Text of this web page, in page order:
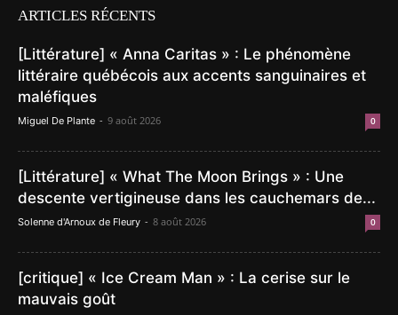
ARTICLES RÉCENTS
[Littérature] « Anna Caritas » : Le phénomène
littéraire québécois aux accents sanguinaires et
maléfiques
Miguel De Plante - 9 août 2026 0
[Littérature] « What The Moon Brings » : Une
descente vertigineuse dans les cauchemars de...
Solenne d'Arnoux de Fleury - 8 août 2026 0
[critique] « Ice Cream Man » : La cerise sur le
mauvais goût